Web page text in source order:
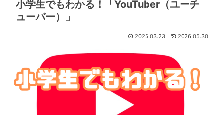
小学生でもわかる！「YouTuber（ユーチ
ューバー）」
2025.03.23 2026.05.30